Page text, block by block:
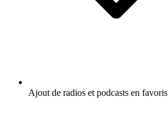
Ajout de radios et podcasts en favoris